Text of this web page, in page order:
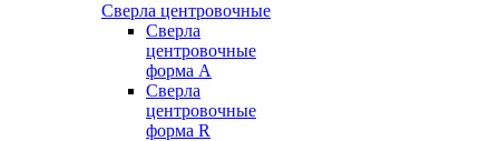
Сверла центровочные
Сверла
центровочные
форма A
Сверла
центровочные
форма R